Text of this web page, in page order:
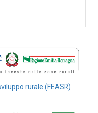
rurale (FEASR)